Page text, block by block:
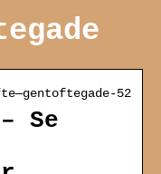
52
Se